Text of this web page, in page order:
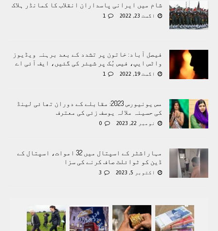
شام میں ایرانی پاسداران انقلاب کا کمانڈر ہلاک
اگست 23, 2022 1
فیصل آباد: خاتون پر تشدد کے بعد برہنہ ویڈیوز
واٹس ایپ، فیس بُک پر شیئر کی گئیں، ایف آئی اے
اگست 19, 2022 1
مس یونیورس 2023: مقابلے کے دوران تھائی لینڈ
کی حسینہ ملالہ یوسف زئی کی معترف
نومبر 22, 2023 0
مہاراشٹر کے اسپتال میں 32 اموات، اسپتال کے
ڈین کو ٹوائلٹ صاف کرنے کی سزا
اکتوبر 5, 2023 3